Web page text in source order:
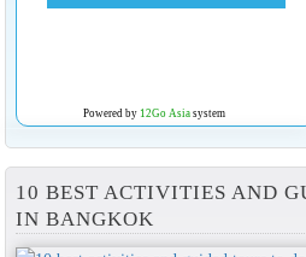
Powered by 12Go Asiasystem
10 BEST ACTIVITIES AND
IN BANGKOK